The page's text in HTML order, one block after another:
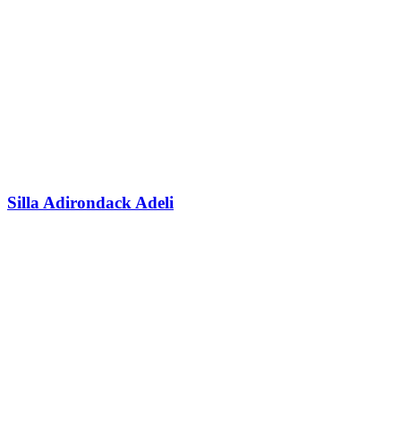
Silla Adirondack Adeli